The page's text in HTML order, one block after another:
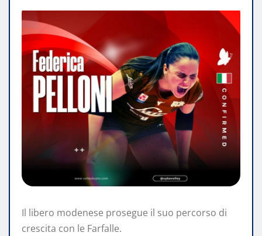
Il libero modenese prosegue il suo percorso di
crescita con le Farfalle.